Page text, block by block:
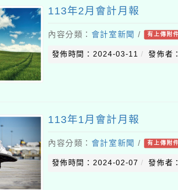
113年2月會計月報
內容分類： 會計室新聞 / 有上傳附
發佈時間：2024-03-11 發佈者
113年1月會計月報
內容分類： 會計室新聞 / 有上傳附
發佈時間：2024-02-07 發佈者